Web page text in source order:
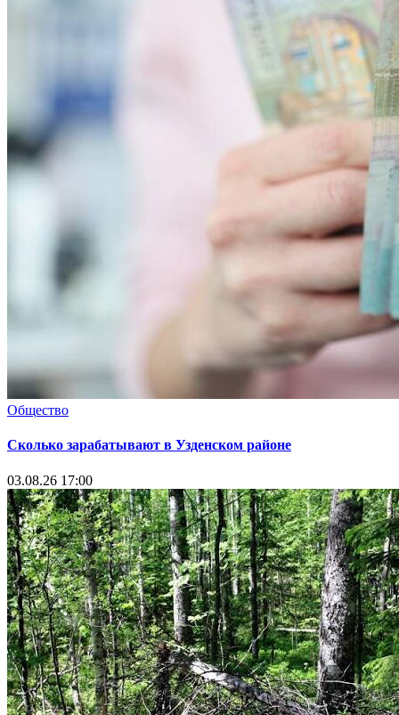
Общество
Сколько зарабатывают в Узденском районе
03.08.26 17:00